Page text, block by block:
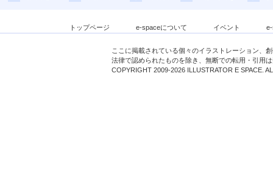
トップページ e-spaceについて イベント
ここに掲載されている個々のイラストレーション、
法律で認められたものを除き、無断での転用・引用
COPYRIGHT 2009-2026 ILLUSTRATOR E SPACE.